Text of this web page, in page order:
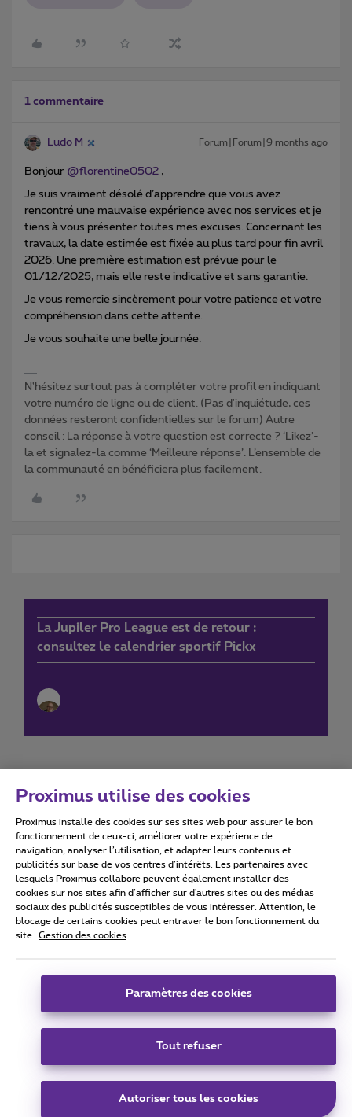
1 commentaire
Ludo M Forum|Forum|9 months ago
Bonjour ​ @florentine0502 ,
Je suis vraiment désolé d’apprendre que vous avez
rencontré une mauvaise expérience avec nos services et je
tiens à vous présenter toutes mes excuses. Concernant les
travaux, la date estimée est fixée au plus tard pour fin avril
2026. Une première estimation est prévue pour le
01/12/2025, mais elle reste indicative et sans garantie.
Je vous remercie sincèrement pour votre patience et votre
compréhension dans cette attente.
Je vous souhaite une belle journée.
N'hésitez surtout pas à compléter votre profil en indiquant
votre numéro de ligne ou de client. (Pas d'inquiétude, ces
données resteront confidentielles sur le forum) Autre
conseil : La réponse à votre question est correcte ? ‘Likez’-
la et signalez-la comme ‘Meilleure réponse’. L’ensemble de
la communauté en bénéficiera plus facilement.
La Jupiler Pro League est de retour :
consultez le calendrier sportif Pickx
Conditions d'utilisation Accessibility statement
Tous droits réservés. © 2026 Proximus
Conditions générales, info consommateur
Coordonnées de l’entreprise
Boulevard du Roi Albert II 27 - B-1030 Bruxelles.
Carrier & Wholesale Solutions
|Telindus
Proximus utilise des cookies
Proximus installe des cookies sur ses sites web pour assurer le bon
fonctionnement de ceux-ci, améliorer votre expérience de
navigation, analyser l’utilisation, et adapter leurs contenus et
publicités sur base de vos centres d’intérêts. Les partenaires avec
lesquels Proximus collabore peuvent également installer des
cookies sur nos sites afin d’afficher sur d'autres sites ou des médias
sociaux des publicités susceptibles de vous intéresser. Attention, le
blocage de certains cookies peut entraver le bon fonctionnement du
site.
Gestion des cookies
Paramètres des cookies
Tout refuser
Autoriser tous les cookies